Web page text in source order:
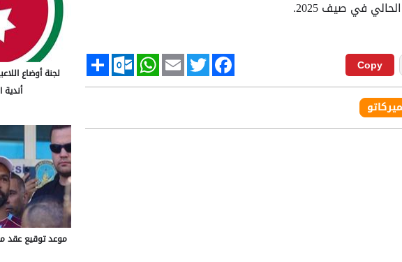
Copy
Facebook
Twitter
Email
WhatsApp
Outlook.com
Share
لجنة أوضاع
أندية
موعد توقيع عقد